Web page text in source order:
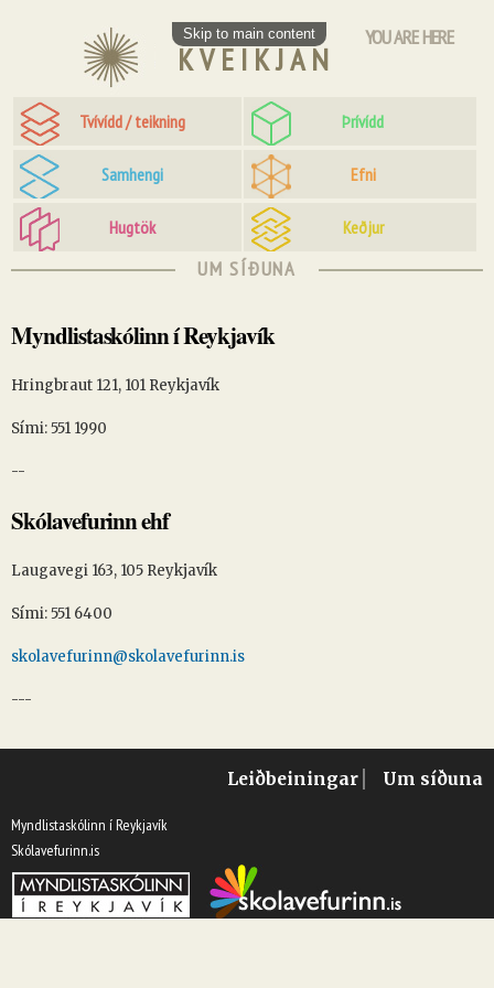
Skip to main content
KVEIKJAN
Tvívídd / teikning Þrívídd
Samhengi Efni
Hugtök Keðjur
YOU ARE HERE
UM SÍÐUNA
Myndlistaskólinn í Reykjavík
Hringbraut 121, 101 Reykjavík
Sími: 551 1990
--
Skólavefurinn ehf
Laugavegi 163, 105 Reykjavík
Sími: 551 6400
skolavefurinn@skolavefurinn.is
---
Leiðbeiningar Um síðuna
Myndlistaskólinn í Reykjavík
Skólavefurinn.is